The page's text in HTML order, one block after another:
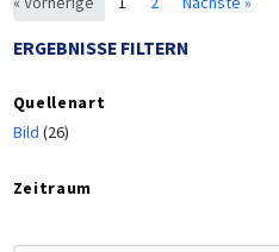
ERGEBNISSE FILTERN
Quellenart
Bild (26)
Zeitraum